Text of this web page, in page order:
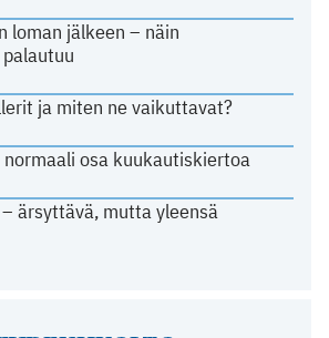
loman jälkeen – näin
ja miten ne vaikuttavat?
normaali osa kuukautiskiertoa
ärsyttävä, mutta yleensä